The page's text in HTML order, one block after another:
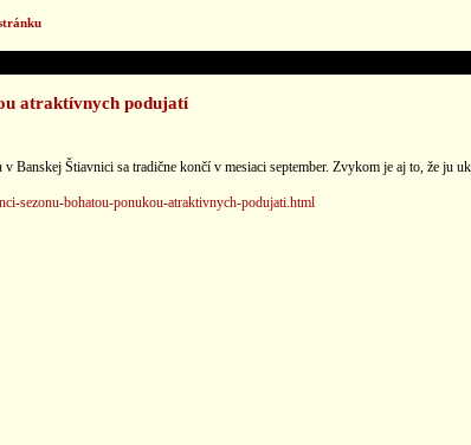
atraktívnych podujatí
Banskej Štiavnici sa tradične končí v mesiaci september. Zvykom je aj to, že ju
sezonu-bohatou-ponukou-atraktivnych-podujati.html